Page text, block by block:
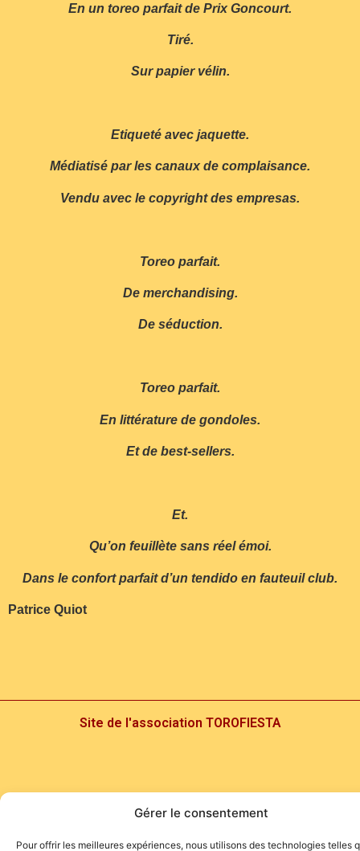
Gérer le consentement
Pour offrir les meilleures expériences, nous utilisons des technologies telles
En un toreo parfait de Prix Goncourt.
Tiré.
Sur papier vélin.
Etiqueté avec jaquette.
Médiatisé par les canaux de complaisance.
Vendu avec le copyright des empresas.
Toreo parfait.
De merchandising.
De séduction.
Toreo parfait.
En littérature de gondoles.
Et de best-sellers.
Et.
Qu’on feuillète sans réel émoi.
Dans le confort parfait d’un tendido en fauteuil club.
Patrice Quiot
Site de l'association TOROFIESTA